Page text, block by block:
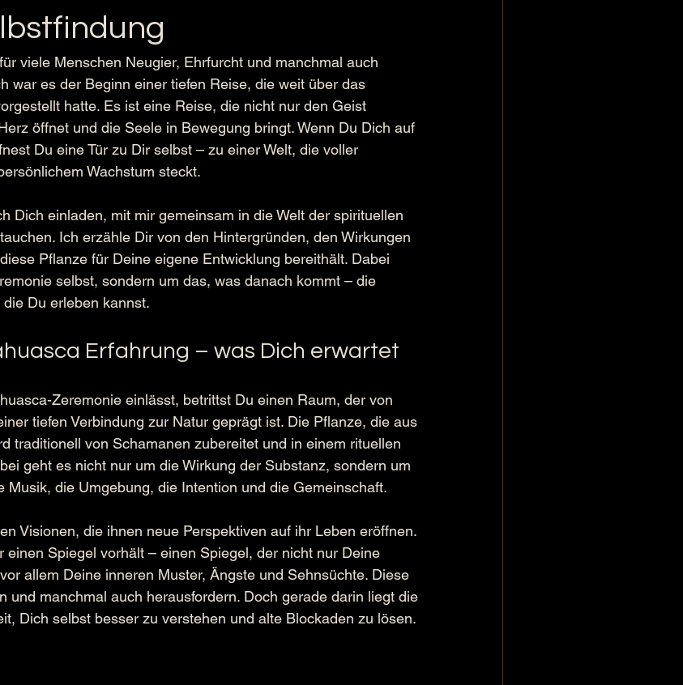
viele Menschen Neugier, Ehrfurcht und manchmal auch
war es der Beginn einer tiefen Reise, die weit über das
hatte. Es ist eine Reise, die nicht nur den Geist
öffnet und die Seele in Bewegung bringt. Wenn Du Dich auf
Du eine Tür zu Dir selbst – zu einer Welt, die voller
Wachstum steckt.
Dich einladen, mit mir gemeinsam in die Welt der spirituellen
Ich erzähle Dir von den Hintergründen, den Wirkungen
Pflanze für Deine eigene Entwicklung bereithält. Dabei
selbst, sondern um das, was danach kommt – die
Du erleben kannst.
Erfahrung – was Dich erwartet
Zeremonie einlässt, betrittst Du einen Raum, der von
tiefen Verbindung zur Natur geprägt ist. Die Pflanze, die aus
traditionell von Schamanen zubereitet und in einem rituellen
geht es nicht nur um die Wirkung der Substanz, sondern um
Musik, die Umgebung, die Intention und die Gemeinschaft.
Visionen, die ihnen neue Perspektiven auf ihr Leben eröffnen.
einen Spiegel vorhält – einen Spiegel, der nicht nur Deine
allem Deine inneren Muster, Ängste und Sehnsüchte. Diese
und manchmal auch herausfordern. Doch gerade darin liegt die
Dich selbst besser zu verstehen und alte Blockaden zu lösen.